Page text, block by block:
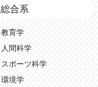
総合系
教育学
人間科学
スポーツ科学
環境学